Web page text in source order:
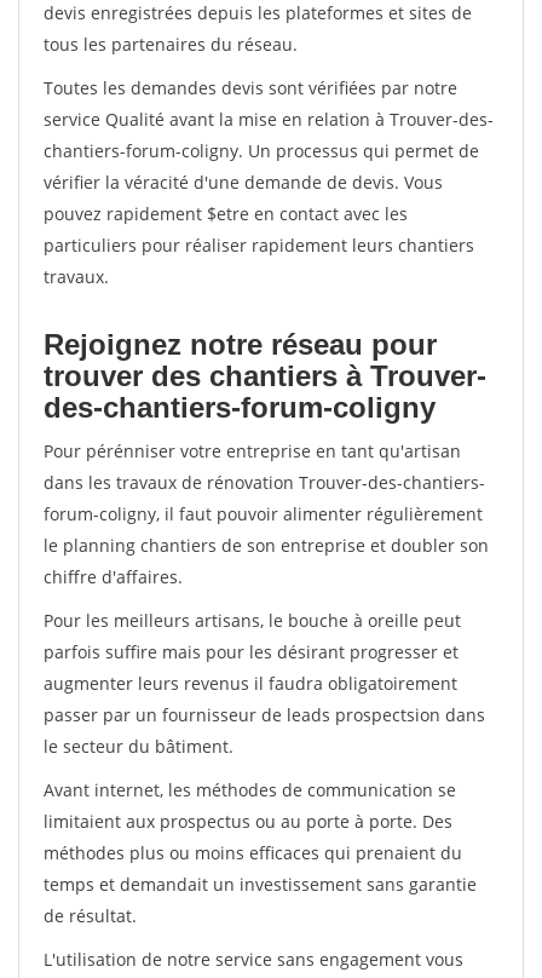
devis enregistrées depuis les plateformes et sites de
tous les partenaires du réseau.
Toutes les demandes devis sont vérifiées par notre
service Qualité avant la mise en relation à Trouver-des-
chantiers-forum-coligny. Un processus qui permet de
vérifier la véracité d'une demande de devis. Vous
pouvez rapidement $etre en contact avec les
particuliers pour réaliser rapidement leurs chantiers
travaux.
Rejoignez notre réseau pour
trouver des chantiers à Trouver-
des-chantiers-forum-coligny
Pour pérénniser votre entreprise en tant qu'artisan
dans les travaux de rénovation Trouver-des-chantiers-
forum-coligny, il faut pouvoir alimenter régulièrement
le planning chantiers de son entreprise et doubler son
chiffre d'affaires.
Pour les meilleurs artisans, le bouche à oreille peut
parfois suffire mais pour les désirant progresser et
augmenter leurs revenus il faudra obligatoirement
passer par un fournisseur de leads prospectsion dans
le secteur du bâtiment.
Avant internet, les méthodes de communication se
limitaient aux prospectus ou au porte à porte. Des
méthodes plus ou moins efficaces qui prenaient du
temps et demandait un investissement sans garantie
de résultat.
L'utilisation de notre service sans engagement vous